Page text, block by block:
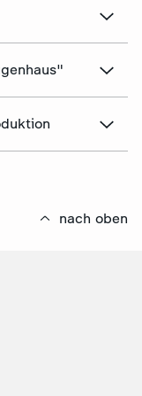
nach oben